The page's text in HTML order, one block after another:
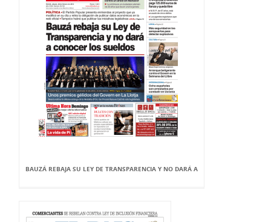
BAUZÁ REBAJA SU LEY DE TRANSPARENCIA Y NO DARÁ A